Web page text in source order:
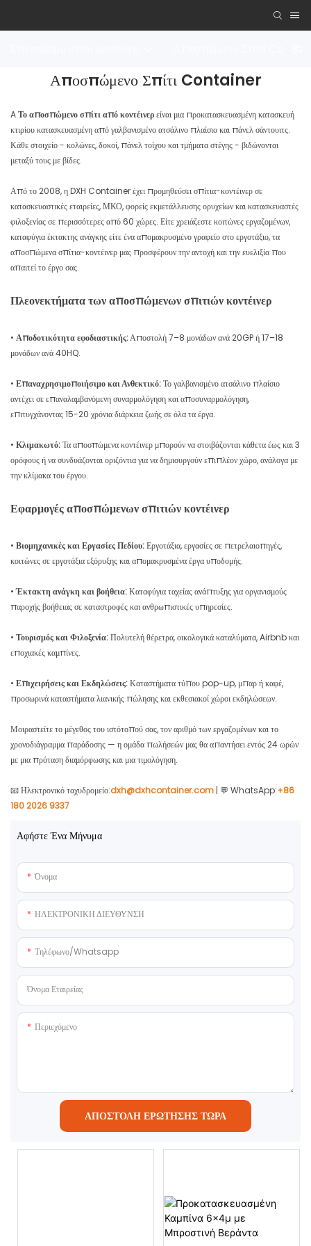
Αποσπώμενο Σπίτι Container
AΤο αποσπώμενο σπίτι από κοντέινερείναι μια προκατασκευασμένη κατασκευή
κτιρίου κατασκευασμένη από γαλβανισμένο ατσάλινο πλαίσιο και πάνελ σάντουιτς.
Κάθε στοιχείο - κολώνες, δοκοί, πάνελ τοίχου και τμήματα στέγης - βιδώνονται
μεταξύ τους με βίδες.
Από το 2008, η DXH Container έχει προμηθεύσει σπίτια-κοντέινερ σε
κατασκευαστικές εταιρείες, ΜΚΟ, φορείς εκμετάλλευσης ορυχείων και κατασκευαστές
φιλοξενίας σε περισσότερες από 60 χώρες. Είτε χρειάζεστε κοιτώνες εργαζομένων,
καταφύγια έκτακτης ανάγκης είτε ένα απομακρυσμένο γραφείο στο εργοτάξιο, τα
αποσπώμενα σπίτια-κοντέινερ μας προσφέρουν την αντοχή και την ευελιξία που
απαιτεί το έργο σας.
Πλεονεκτήματα των αποσπώμενων σπιτιών κοντέινερ
• Αποδοτικότητα εφοδιαστικής:Αποστολή 7–8 μονάδων ανά 20GP ή 17–18
μονάδων ανά 40HQ.
• Επαναχρησιμοποιήσιμο και Ανθεκτικό:Το γαλβανισμένο ατσάλινο πλαίσιο
αντέχει σε επαναλαμβανόμενη συναρμολόγηση και αποσυναρμολόγηση,
επιτυγχάνοντας 15-20 χρόνια διάρκεια ζωής σε όλα τα έργα.
• Κλιμακωτό:Τα αποσπώμενα κοντέινερ μπορούν να στοιβάζονται κάθετα έως και 3
ορόφους ή να συνδυάζονται οριζόντια για να δημιουργούν επιπλέον χώρο, ανάλογα με
την κλίμακα του έργου.
Εφαρμογές αποσπώμενων σπιτιών κοντέινερ
• Βιομηχανικές και Εργασίες Πεδίου:Εργοτάξια, εργασίες σε πετρελαιοπηγές,
κοιτώνες σε εργοτάξια εξόρυξης και απομακρυσμένα έργα υποδομής.
•Έκτακτη ανάγκη και βοήθεια:Καταφύγια ταχείας ανάπτυξης για οργανισμούς
παροχής βοήθειας σε καταστροφές και ανθρωπιστικές υπηρεσίες.
• Τουρισμός και Φιλοξενία:Πολυτελή θέρετρα, οικολογικά καταλύματα, Airbnb και
εποχιακές καμπίνες.
• Επιχειρήσεις και Εκδηλώσεις:Καταστήματα τύπου pop-up, μπαρ ή καφέ,
προσωρινά καταστήματα λιανικής πώλησης και εκθεσιακοί χώροι εκδηλώσεων.
Μοιραστείτε το μέγεθος του ιστότοπού σας, τον αριθμό των εργαζομένων και το
χρονοδιάγραμμα παράδοσης — η ομάδα πωλήσεών μας θα απαντήσει εντός 24 ωρών
με μια πρόταση διαμόρφωσης και μια τιμολόγηση.
📧 Ηλεκτρονικό ταχυδρομείο:dxh@dxhcontainer.com | 💬 WhatsApp:+86
180 2026 9337
Αφήστε Ένα Μήνυμα
Όνομα
ΗΛΕΚΤΡΟΝΙΚΗ ΔΙΕΥΘΥΝΣΗ
Τηλέφωνο/whatsapp
Όνομα Εταιρείας
Περιεχόμενο
ΑΠΟΣΤΟΛΉ ΕΡΏΤΗΣΗΣ ΤΏΡΑ